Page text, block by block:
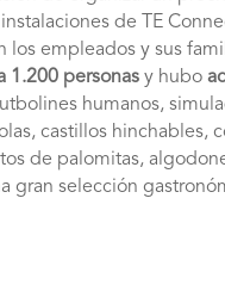
de TE
los empleados y sus
1.200 personas y hubo
humanos,
castillos hinchables,
de palomitas,
gran selección